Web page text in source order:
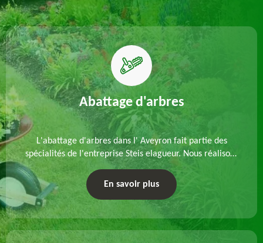
Abattage d'arbres
L'abattage d'arbres dans l' Aveyron fait partie des
spécialités de l'entreprise Steis elagueur. Nous réalisons
un abattage direct ou par démontage, tenant compte
des particularités du site et des végétaux.
En savoir plus